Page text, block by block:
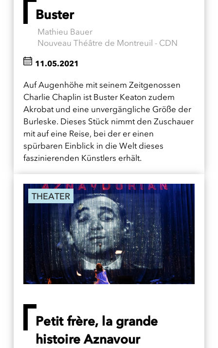
Buster
Mathieu Bauer
Nouveau Théâtre de Montreuil - CDN
Auf Augenhöhe mit seinem Zeitgenossen
Charlie Chaplin ist Buster Keaton zudem
Akrobat und eine unvergängliche Größe der
Burleske. Dieses Stück nimmt den Zuschauer
mit auf eine Reise, bei der er einen
spürbaren Einblick in die Welt dieses
faszinierenden Künstlers erhält.
11.05.2021
THEATER
Petit frère, la grande
histoire Aznavour